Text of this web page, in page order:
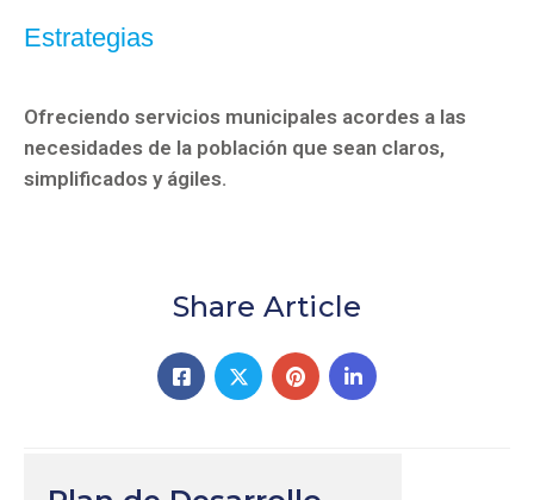
Estrategias
Ofreciendo servicios municipales acordes a las
necesidades de la población que sean claros,
simplificados y ágiles.
Share Article